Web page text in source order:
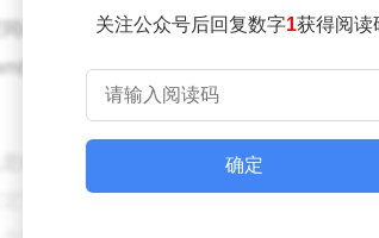
样重要。确保网络连接稳定，并检查防火
的注册请求视为潜在威胁而阻止。用户可
是解决注册问题的一种方法。缓存和coo
关注公众号后回复数字1获得阅读
确定